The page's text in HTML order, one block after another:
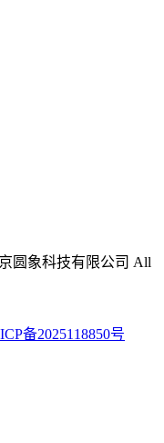
圆象科技有限公司 All
备2025118850号